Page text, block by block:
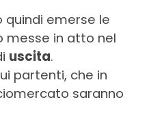
quindi emerse le
messe in atto nel
uscita.
partenti, che in
saranno